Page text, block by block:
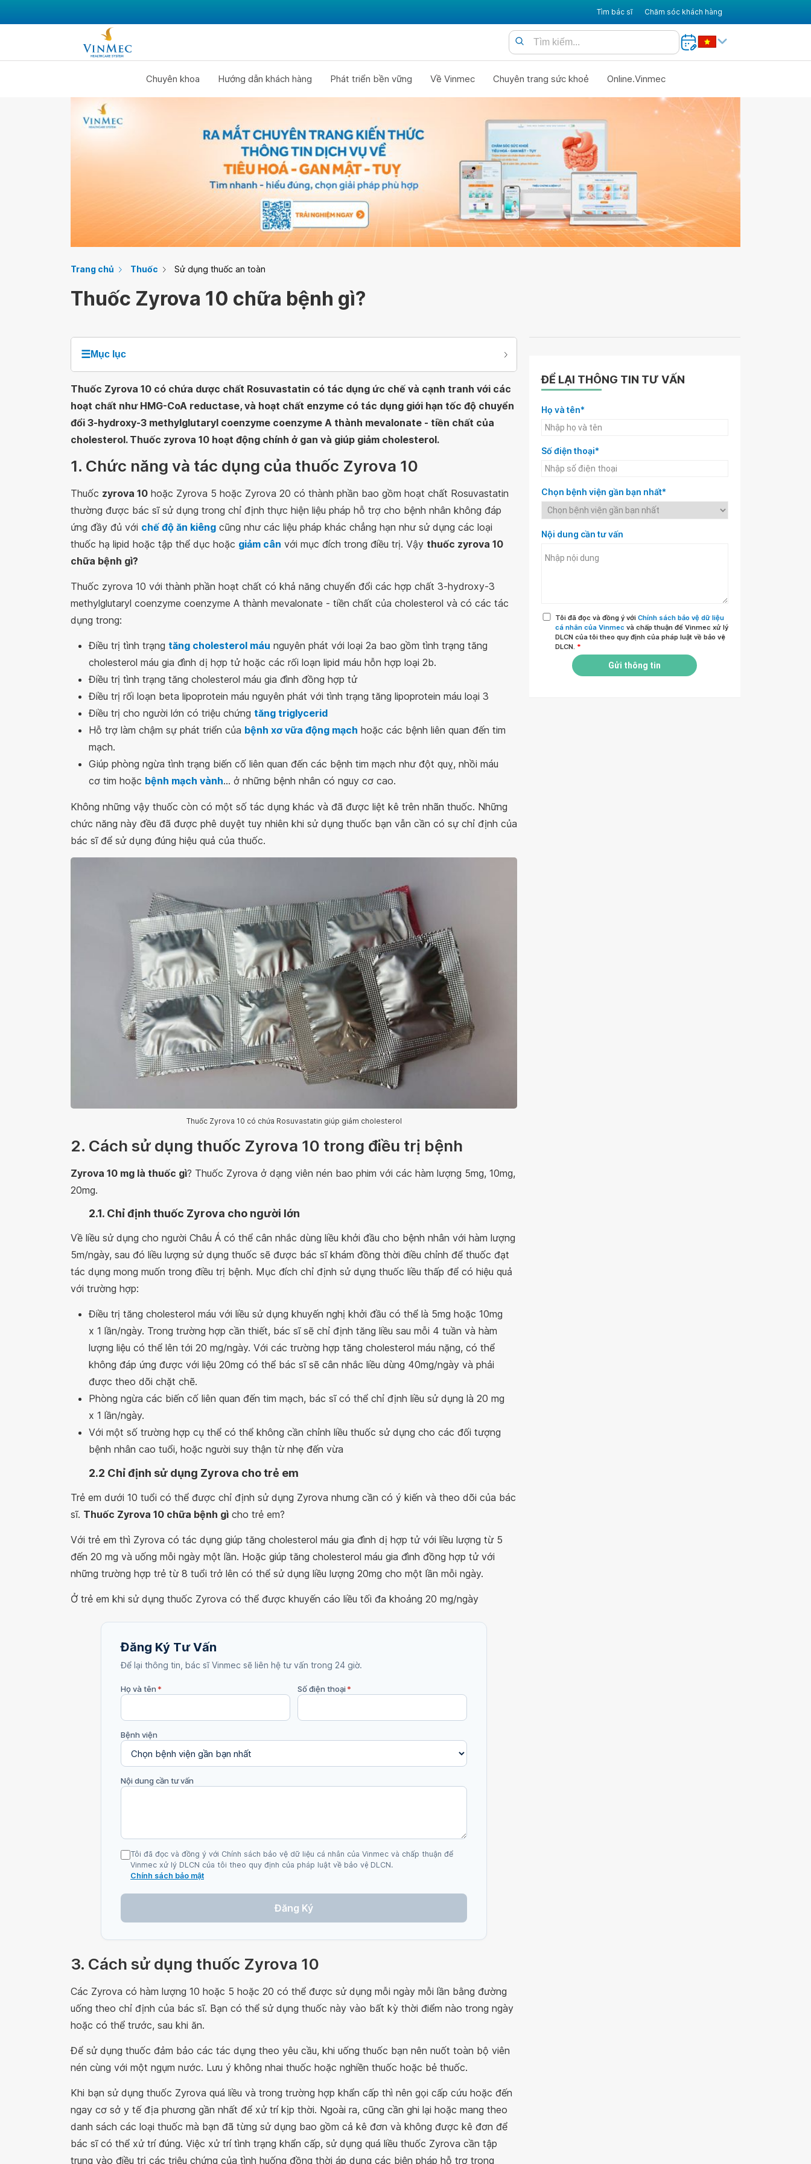
Tìm bác sĩ Chăm sóc khách hàng
Chuyên khoa Hướng dẫn khách hàng Phát triển bền vững Về Vinmec Chuyên trang sức khoẻ Online.Vinmec
Trang chủ Thuốc Sử dụng thuốc an toàn
Thuốc Zyrova 10 chữa bệnh gì?
☰Mục lục
Thuốc Zyrova 10 có chứa dược chất Rosuvastatin có tác dụng ức chế và cạnh tranh với các
hoạt chất như HMG-CoA reductase, và hoạt chất enzyme có tác dụng giới hạn tốc độ chuyển
đổi 3-hydroxy-3 methylglutaryl coenzyme coenzyme A thành mevalonate - tiền chất của
cholesterol. Thuốc zyrova 10 hoạt động chính ở gan và giúp giảm cholesterol.
1. Chức năng và tác dụng của thuốc Zyrova 10
Thuốc zyrova 10 hoặc Zyrova 5 hoặc Zyrova 20 có thành phần bao gồm hoạt chất Rosuvastatin
thường được bác sĩ sử dụng trong chỉ định thực hiện liệu pháp hỗ trợ cho bệnh nhân không đáp
ứng đầy đủ với chế độ ăn kiêng cũng như các liệu pháp khác chẳng hạn như sử dụng các loại
thuốc hạ lipid hoặc tập thể dục hoặc giảm cân với mục đích trong điều trị. Vậy thuốc zyrova 10
chữa bệnh gì?
Thuốc zyrova 10 với thành phần hoạt chất có khả năng chuyển đổi các hợp chất 3-hydroxy-3
methylglutaryl coenzyme coenzyme A thành mevalonate - tiền chất của cholesterol và có các tác
dụng trong:
Điều trị tình trạng tăng cholesterol máu nguyên phát với loại 2a bao gồm tình trạng tăng
cholesterol máu gia đình dị hợp tử hoặc các rối loạn lipid máu hỗn hợp loại 2b.
Điều trị tình trạng tăng cholesterol máu gia đình đồng hợp tử
Điều trị rối loạn beta lipoprotein máu nguyên phát với tình trạng tăng lipoprotein máu loại 3
Điều trị cho người lớn có triệu chứng tăng triglycerid
Hỗ trợ làm chậm sự phát triển của bệnh xơ vữa động mạch hoặc các bệnh liên quan đến tim
mạch.
Giúp phòng ngừa tình trạng biến cố liên quan đến các bệnh tim mạch như đột quỵ, nhồi máu
cơ tim hoặc bệnh mạch vành... ở những bệnh nhân có nguy cơ cao.
Không những vậy thuốc còn có một số tác dụng khác và đã được liệt kê trên nhãn thuốc. Những
chức năng này đều đã được phê duyệt tuy nhiên khi sử dụng thuốc bạn vẫn cần có sự chỉ định của
bác sĩ để sử dụng đúng hiệu quả của thuốc.
Thuốc Zyrova 10 có chứa Rosuvastatin giúp giảm cholesterol
2. Cách sử dụng thuốc Zyrova 10 trong điều trị bệnh
Zyrova 10 mg là thuốc gì? Thuốc Zyrova ở dạng viên nén bao phim với các hàm lượng 5mg, 10mg,
20mg.
2.1. Chỉ định thuốc Zyrova cho người lớn
Về liều sử dụng cho người Châu Á có thể cân nhắc dùng liều khởi đầu cho bệnh nhân với hàm lượng
5m/ngày, sau đó liều lượng sử dụng thuốc sẽ được bác sĩ khám đồng thời điều chỉnh để thuốc đạt
tác dụng mong muốn trong điều trị bệnh. Mục đích chỉ định sử dụng thuốc liều thấp để có hiệu quả
với trường hợp:
Điều trị tăng cholesterol máu với liều sử dụng khuyến nghị khởi đầu có thể là 5mg hoặc 10mg
x 1 lần/ngày. Trong trường hợp cần thiết, bác sĩ sẽ chỉ định tăng liều sau mỗi 4 tuần và hàm
lượng liệu có thể lên tới 20 mg/ngày. Với các trường hợp tăng cholesterol máu nặng, có thể
không đáp ứng được với liệu 20mg có thể bác sĩ sẽ cân nhắc liều dùng 40mg/ngày và phải
được theo dõi chặt chẽ.
Phòng ngừa các biến cố liên quan đến tim mạch, bác sĩ có thể chỉ định liều sử dụng là 20 mg
x 1 lần/ngày.
Với một số trường hợp cụ thể có thể không cần chỉnh liều thuốc sử dụng cho các đối tượng
bệnh nhân cao tuổi, hoặc người suy thận từ nhẹ đến vừa
2.2 Chỉ định sử dụng Zyrova cho trẻ em
Trẻ em dưới 10 tuổi có thể được chỉ định sử dụng Zyrova nhưng cần có ý kiến và theo dõi của bác
sĩ. Thuốc Zyrova 10 chữa bệnh gì cho trẻ em?
Với trẻ em thì Zyrova có tác dụng giúp tăng cholesterol máu gia đình dị hợp tử với liều lượng từ 5
đến 20 mg và uống mỗi ngày một lần. Hoặc giúp tăng cholesterol máu gia đình đồng hợp tử với
những trường hợp trẻ từ 8 tuổi trở lên có thể sử dụng liều lượng 20mg cho một lần mỗi ngày.
Ở trẻ em khi sử dụng thuốc Zyrova có thể được khuyến cáo liều tối đa khoảng 20 mg/ngày
Đăng Ký Tư Vấn
Để lại thông tin, bác sĩ Vinmec sẽ liên hệ tư vấn trong 24 giờ.
Họ và tên* Số điện thoại*
Bệnh viện
Nội dung cần tư vấn
Tôi đã đọc và đồng ý với Chính sách bảo vệ dữ liệu cá nhân của Vinmec và chấp thuận để
Vinmec xử lý DLCN của tôi theo quy định của pháp luật về bảo vệ DLCN.
Chính sách bảo mật
Đăng Ký
3. Cách sử dụng thuốc Zyrova 10
Các Zyrova có hàm lượng 10 hoặc 5 hoặc 20 có thể được sử dụng mỗi ngày mỗi lần bằng đường
uống theo chỉ định của bác sĩ. Bạn có thể sử dụng thuốc này vào bất kỳ thời điểm nào trong ngày
hoặc có thể trước, sau khi ăn.
Để sử dụng thuốc đảm bảo các tác dụng theo yêu cầu, khi uống thuốc bạn nên nuốt toàn bộ viên
nén cùng với một ngụm nước. Lưu ý không nhai thuốc hoặc nghiền thuốc hoặc bẻ thuốc.
Khi bạn sử dụng thuốc Zyrova quá liều và trong trường hợp khẩn cấp thì nên gọi cấp cứu hoặc đến
ngay cơ sở y tế địa phương gần nhất để xử trí kịp thời. Ngoài ra, cũng cần ghi lại hoặc mang theo
danh sách các loại thuốc mà bạn đã từng sử dụng bao gồm cả kê đơn và không được kê đơn để
bác sĩ có thể xử trí đúng. Việc xử trí tình trạng khẩn cấp, sử dụng quá liều thuốc Zyrova cần tập
trung vào điều trị các triệu chứng của tình huống đồng thời áp dụng các biện pháp hỗ trợ trong
ĐỂ LẠI THÔNG TIN TƯ VẤN
Họ và tên*
Số điện thoại*
Chọn bệnh viện gần bạn nhất*
Nội dung cần tư vấn
Tôi đã đọc và đồng ý với Chính sách bảo vệ dữ liệu
cá nhân của Vinmec và chấp thuận để Vinmec xử lý
DLCN của tôi theo quy định của pháp luật về bảo vệ
DLCN. *
Gửi thông tin